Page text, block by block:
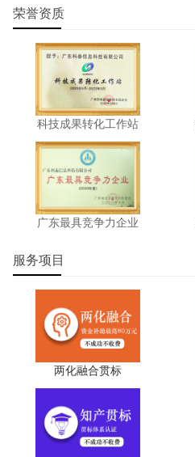
荣誉资质
科技成果转化工作站
广东最具竞争力企业
服务项目
两化融合贯标